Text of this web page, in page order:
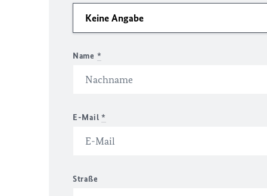
Name *
E-Mail *
Straße